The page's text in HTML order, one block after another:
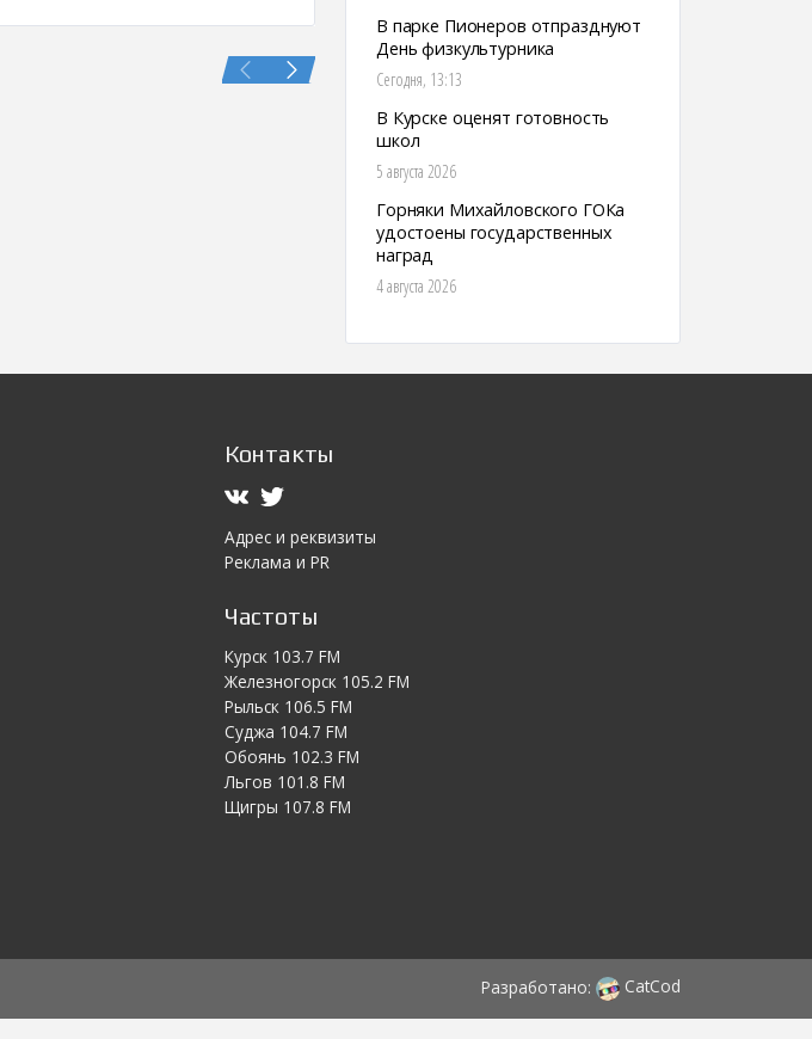
В парке Пионеров отпразднуют
День физкультурника
Сегодня, 13:13
В Курске оценят готовность
школ
5 августа 2026
Горняки Михайловского ГОКа
удостоены государственных
наград
4 августа 2026
Контакты
Адрес и реквизиты
Реклама и PR
Частоты
Курск 103.7 FM
Железногорск 105.2 FM
Рыльск 106.5 FM
Суджа 104.7 FM
Обоянь 102.3 FM
Льгов 101.8 FM
Щигры 107.8 FM
Разработано: CatCod